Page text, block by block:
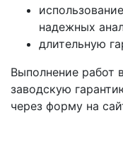
надежных
длительную
Выполнение работ
заводскую
через форму на